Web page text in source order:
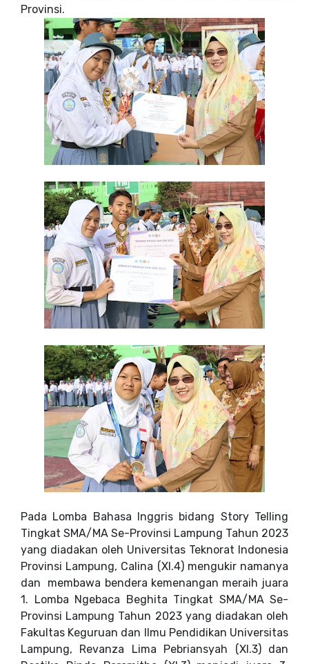
Provinsi.
Pada Lomba Bahasa Inggris bidang Story Telling
Tingkat SMA/MA Se-Provinsi Lampung Tahun 2023
yang diadakan oleh Universitas Teknorat Indonesia
Provinsi Lampung, Calina (XI.4) mengukir namanya
dan membawa bendera kemenangan meraih juara
1. Lomba Ngebaca Beghita Tingkat SMA/MA Se-
Provinsi Lampung Tahun 2023 yang diadakan oleh
Fakultas Keguruan dan Ilmu Pendidikan Universitas
Lampung,
Revanza Lima Pebriansyah (XI.3) dan